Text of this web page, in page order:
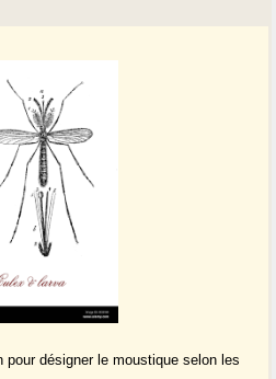
pour désigner le moustique selon les